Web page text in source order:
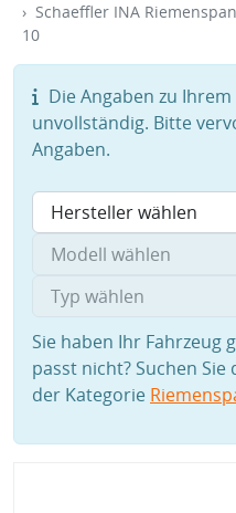
Schaeffler INA
10
Die Angaben zu
unvollständig. Bitte
Angaben.
Sie haben Ihr Fahrzeug
passt nicht? Suchen
der Kategorie